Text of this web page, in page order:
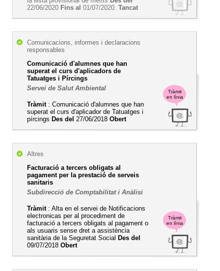
22/06/2020 Fins al 01/07/2020. Tancat
Tràmit
en línia
Comunicacions, informes i declaracions
responsables
Comunicació d'alumnes que han
superat el curs d'aplicadors de
Tatuatges i Pírcings
Servei de Salut Ambiental
Tràmit: Comunicació d'alumnes que han
superat el curs d'aplicador de Tatuatges i
pírcings Des del 27/06/2018 Obert
Tràmit
en línia
Altres
Facturació a tercers obligats al
pagament per la prestació de serveis
sanitaris
Subdirecció de Comptabilitat i Anàlisi
Tràmit: Alta en el servei de Notificacions
electronicas per al procediment de
facturació a tercers obligats al pagament o
als usuaris sense dret a assistència
sanitària de la Seguretat Social Des del
09/07/2018 Obert